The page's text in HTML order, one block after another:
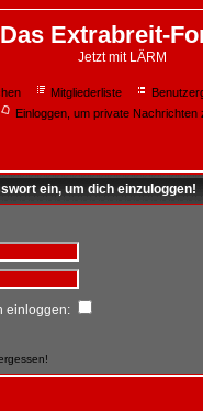
Das Extrabreit-
Jetzt mit LÄRM
Mitgliederliste
Einloggen, um private Nachrichten
ein, um dich einzuloggen!
einloggen: